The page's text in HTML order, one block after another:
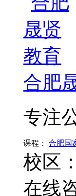
合肥
专注
课程： 合肥国
校区：
在线